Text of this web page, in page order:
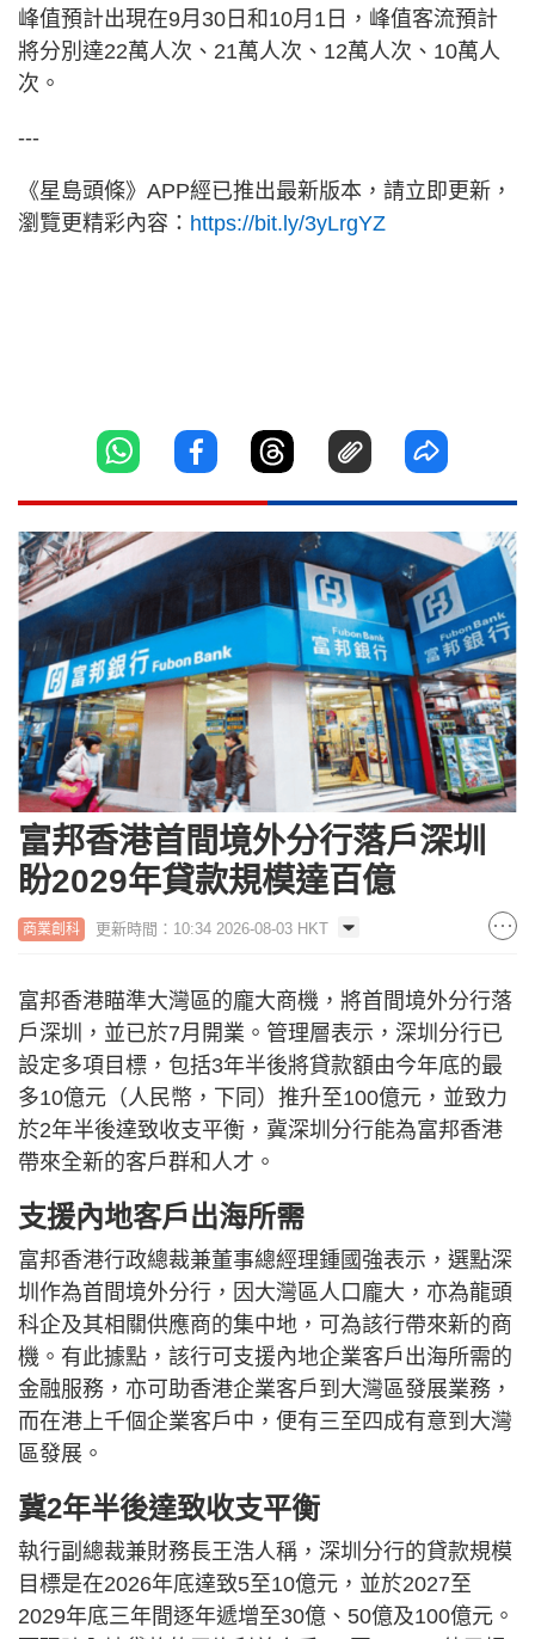
峰值預計出現在9月30日和10月1日，峰值客流預計
將分別達22萬人次、21萬人次、12萬人次、10萬人
次。
---
《星島頭條》APP經已推出最新版本，請立即更新，
瀏覽更精彩內容： https://bit.ly/3yLrgYZ
富邦香港首間境外分行落戶深圳
盼2029年貸款規模達百億
商業創科 更新時間：10:34 2026-08-03 HKT
富邦香港瞄準大灣區的龐大商機，將首間境外分行落
戶深圳，並已於7月開業。管理層表示，深圳分行已
設定多項目標，包括3年半後將貸款額由今年底的最
多10億元（人民幣，下同）推升至100億元，並致力
於2年半後達致收支平衡，冀深圳分行能為富邦香港
帶來全新的客戶群和人才。
支援內地客戶出海所需
富邦香港行政總裁兼董事總經理鍾國強表示，選點深
圳作為首間境外分行，因大灣區人口龐大，亦為龍頭
科企及其相關供應商的集中地，可為該行帶來新的商
機。有此據點，該行可支援內地企業客戶出海所需的
金融服務，亦可助香港企業客戶到大灣區發展業務，
而在港上千個企業客戶中，便有三至四成有意到大灣
區發展。
冀2年半後達致收支平衡
執行副總裁兼財務長王浩人稱，深圳分行的貸款規模
目標是在2026年底達致5至10億元，並於2027至
2029年底三年間逐年遞增至30億、50億及100億元。